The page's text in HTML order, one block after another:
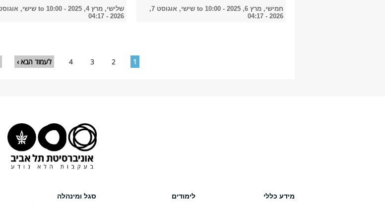
חמישי, מרץ 6, 2025 - 10:00
שישי, אוגוסט 7,
2026 - 04:17
שלישי, מרץ 4, 2025 - 10:00 to
2026 - 04:17
1
2
3
4 לעמוד הבא ›
מידע כללי
לימודים
סגל ומינהלה